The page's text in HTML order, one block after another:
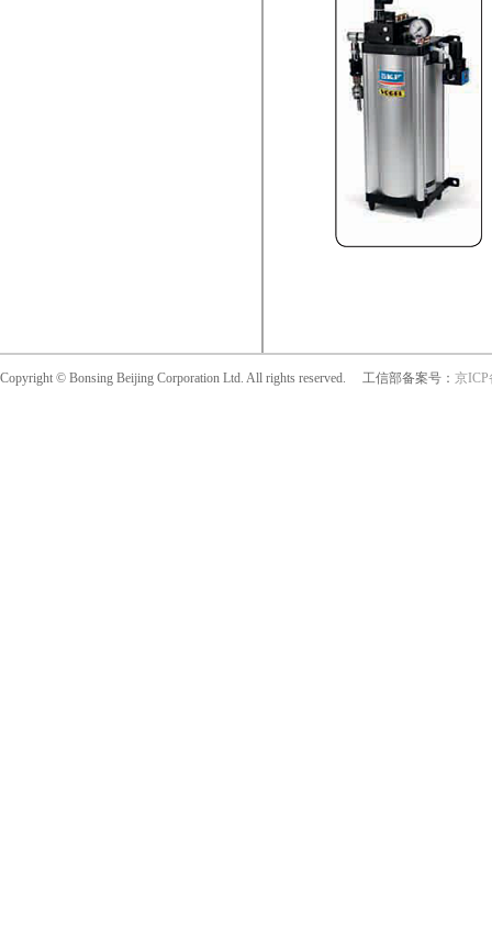
Copyright © Bonsing Beijing Corporation Ltd. All rights reserved. 工信部备案号： 京ICP